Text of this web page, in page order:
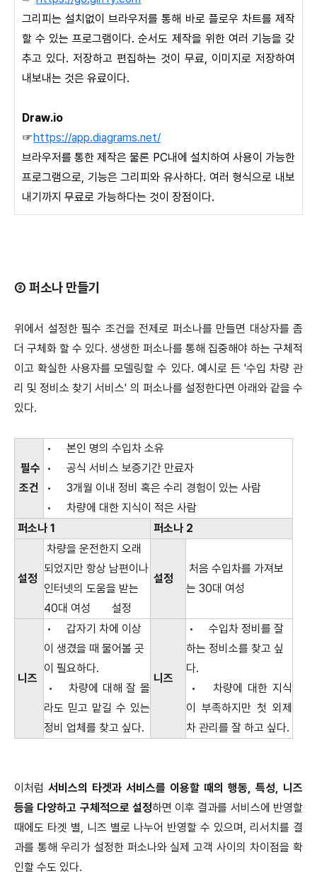
그리피는 설치없이 브라우저를 통해 바로 플로우 차트를 제작
할 수 있는 프로그램이다. 순서도 제작을 위한 여러 기능을 갖
추고 있다. 저장하고 편집하는 것이 무료, 이미지로 저장하여
내보내는 것은 유료이다.
Draw.io
☞https://app.diagrams.net/
브라우저를 통한 제작은 물론 PC내에 설치하여 사용이 가능한
프로그램으로, 기능은 그리피와 유사하다. 여러 형식으로 내보
내기까지 무료로 가능하다는 것이 장점이다.
② 퍼소나 만들기
위에서 설정한 필수 조건을 전제로 퍼소나를 만들면 대상자를 좀
더 구체화 할 수 있다. 생생한 퍼소나를 통해 집중해야 하는 구체적
이고 확실한 사용자를 모델링할 수 있다. 예시로 든 '수입 차량 관
리 및 정비소 찾기 서비스' 의 퍼소나를 설정한다면 아래와 같을 수
있다.
필수
조건
•
본인 명의 수입차 소유
•
공식 서비스 보증기간 만료자
•
3개월 이내 정비 혹은 수리 경험이 있는 사람
•
차량에 대한 지식이 적은 사람
퍼소나 1
퍼소나 2
설정
차량을 운전한지 오래
되었지만 항상 남편이나
인터넷의 도움을 받는
40대 여성
설정
설정
처음 수입차를 가져보
는 30대 여성
니즈
•
갑자기 차에 이상
이 생겼을 때 물어볼 곳
이 필요하다.
•
차량에 대해 잘 몰
라도 믿고 맡길 수 있는
정비 업체를 찾고 싶다.
니즈
•
수입차 정비를 잘
하는 정비소를 찾고 싶
다.
•
차량에 대한 지식
이 부족하지만 첫 외제
차 관리를 잘 하고 싶다.
이처럼 서비스의 타겟과 서비스를 이용할 때의 행동, 특성, 니즈
등을 다양하고 구체적으로 설정하면 이후 결과를 서비스에 반영할
때에도 타겟 별, 니즈 별로 나누어 반영할 수 있으며, 리서치를 결
과를 통해 우리가 설정한 퍼소나와 실제 고객 사이의 차이점을 확
인할 수도 있다.